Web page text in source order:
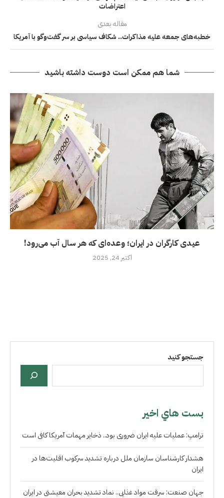
اعتراضات
مقاله بعدی
خطبه‌های جمعه علیه مذاکرات.. شکاف سیاسی بر سر گفت‌وگو با آمریکا
شما هم ممکن است دوست داشته باشید
عیدی کارگران در ايران؛ وعده‌ای که هر سال آب می‌رود!
اکتبر 24, 2025
جستجو کنید
بست هاي اخير
ترامپ: عملیات علیه ایران ضروری بود.. ذخایر مهمات آمریکا کافی است
هشدار کارشناسان سازمان ملل درباره تشدید سرکوب اقلیت‌ها در
ایران
جهان صنعت: سرقت مواد غذایی.. نماد تشدید بحران معیشتی در ایران